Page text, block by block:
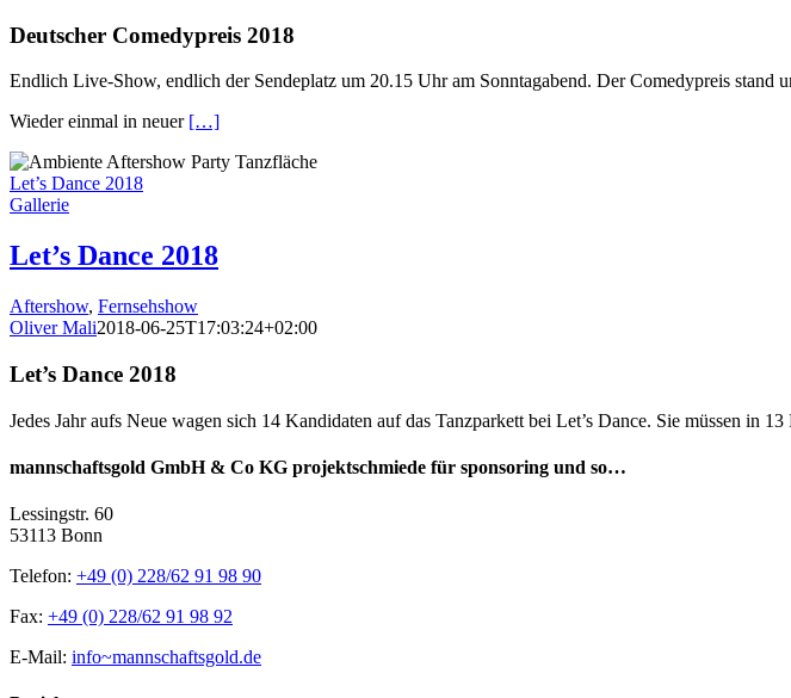
Deutscher Comedypreis 2018
Endlich Live-Show, endlich der Sendeplatz um 20.15 Uhr am Sonntagabend. Der Comedypreis stand
Wieder einmal in neuer […]
Let’s Dance 2018
Gallerie
Let’s Dance 2018
Aftershow, Fernsehshow
Oliver Mali2018-06-25T17:03:24+02:00
Let’s Dance 2018
Jedes Jahr aufs Neue wagen sich 14 Kandidaten auf das Tanzparkett bei Let’s Dance. Sie müssen in
mannschaftsgold GmbH & Co KG projektschmiede für sponsoring und so…
Lessingstr. 60
53113 Bonn
Telefon: +49 (0) 228/62 91 98 90
Fax: +49 (0) 228/62 91 98 92
E-Mail: info~mannschaftsgold.de